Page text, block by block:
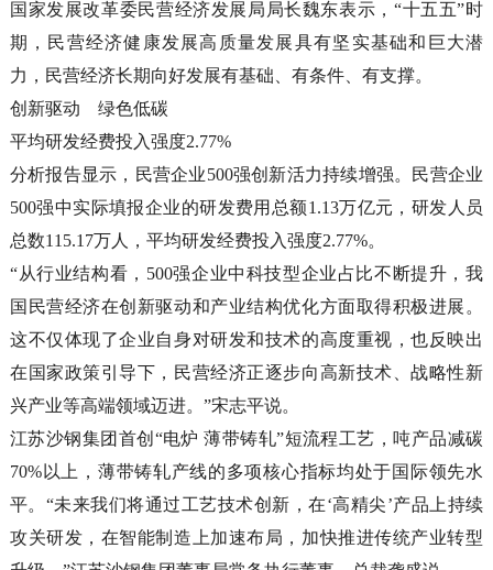
国家发展改革委民营经济发展局局长魏东表示，“十五五”时
期，民营经济健康发展高质量发展具有坚实基础和巨大潜
力，民营经济长期向好发展有基础、有条件、有支撑。
创新驱动 绿色低碳
平均研发经费投入强度2.77%
分析报告显示，民营企业500强创新活力持续增强。民营企业
500强中实际填报企业的研发费用总额1.13万亿元，研发人员
总数115.17万人，平均研发经费投入强度2.77%。
“从行业结构看，500强企业中科技型企业占比不断提升，我
国民营经济在创新驱动和产业结构优化方面取得积极进展。
这不仅体现了企业自身对研发和技术的高度重视，也反映出
在国家政策引导下，民营经济正逐步向高新技术、战略性新
兴产业等高端领域迈进。”宋志平说。
江苏沙钢集团首创“电炉 薄带铸轧”短流程工艺，吨产品减碳
70%以上，薄带铸轧产线的多项核心指标均处于国际领先水
平。“未来我们将通过工艺技术创新，在‘高精尖’产品上持续
攻关研发，在智能制造上加速布局，加快推进传统产业转型